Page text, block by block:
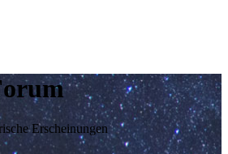
Erscheinungen